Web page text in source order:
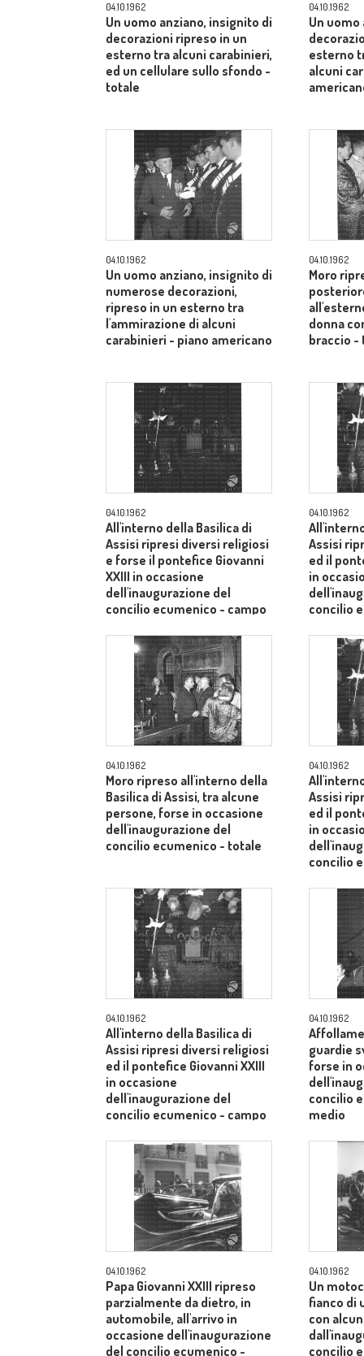
04.10.1962
Un uomo anziano, insignito di
decorazioni ripreso in un
esterno tra alcuni carabinieri,
ed un cellulare sullo sfondo -
totale
04.10.1962
Un
esterno
alcuni
04.10.1962
Un uomo anziano, insignito di
numerose decorazioni,
ripreso in un esterno tra
l'ammirazione di alcuni
carabinieri - piano americano
04.10.1962
Moro
donna
braccio -
04.10.1962
All'interno della Basilica di
Assisi ripresi diversi religiosi
e forse il pontefice Giovanni
XXIII in occasione
dell'inaugurazione del
concilio ecumenico - campo
04.10.1962
Assisi
ed il
in
concilio
04.10.1962
Moro ripreso all'interno della
Basilica di Assisi, tra alcune
persone, forse in occasione
dell'inaugurazione del
concilio ecumenico - totale
04.10.1962
Assisi
ed il
in
concilio
04.10.1962
All'interno della Basilica di
Assisi ripresi diversi religiosi
ed il pontefice Giovanni XXIII
in occasione
dell'inaugurazione del
concilio ecumenico - campo
04.10.1962
guardie
forse in
concilio
medio
04.10.1962
Papa Giovanni XXIII ripreso
parzialmente da dietro, in
automobile, all'arrivo in
occasione dell'inaugurazione
del concilio ecumenico -
04.10.1962
Un
fianco di
con
concilio